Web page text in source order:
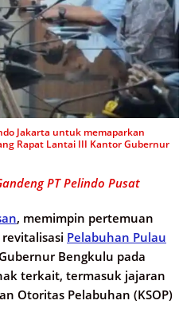
Jakarta untuk memaparkan
Rapat Lantai III Kantor Gubernur
PT Pelindo Pusat
, memimpin pertemuan
Pelabuhan Pulau
Bengkulu pada
terkait, termasuk jajaran
Otoritas Pelabuhan (KSOP)